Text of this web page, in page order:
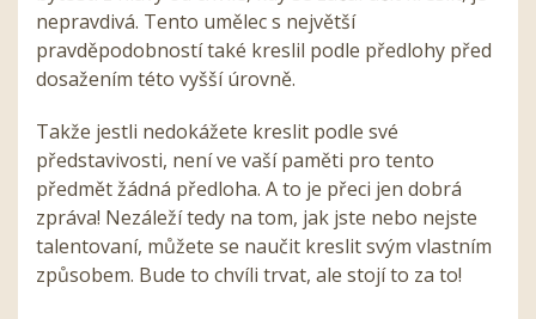
nepravdivá. Tento umělec s největší
pravděpodobností také kreslil podle předlohy před
dosažením této vyšší úrovně.
Takže jestli nedokážete kreslit podle své
představivosti, není ve vaší paměti pro tento
předmět žádná předloha. A to je přeci jen dobrá
zpráva! Nezáleží tedy na tom, jak jste nebo nejste
talentovaní, můžete se naučit kreslit svým vlastním
způsobem. Bude to chvíli trvat, ale stojí to za to!